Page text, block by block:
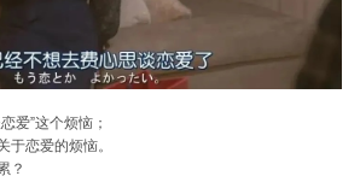
爱”这个烦恼；
于恋爱的烦恼。
？